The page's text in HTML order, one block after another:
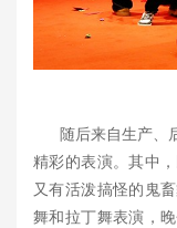
随后来自生产、
精彩的表演。其中
又有活泼搞怪的鬼
舞和拉丁舞表演，